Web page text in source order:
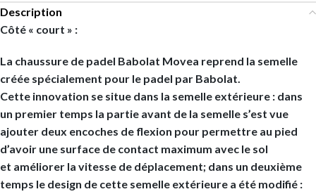
Description
Côté « court » :
La chaussure de padel Babolat Movea reprend la semelle
créée spécialement pour le padel par Babolat.
Cette innovation se situe dans la semelle extérieure : dans
un premier temps la partie avant de la semelle s’est vue
ajouter deux encoches de flexion pour permettre au pied
d’avoir une surface de contact maximum avec le sol
et améliorer la vitesse de déplacement; dans un deuxième
temps le design de cette semelle extérieure a été modifié :